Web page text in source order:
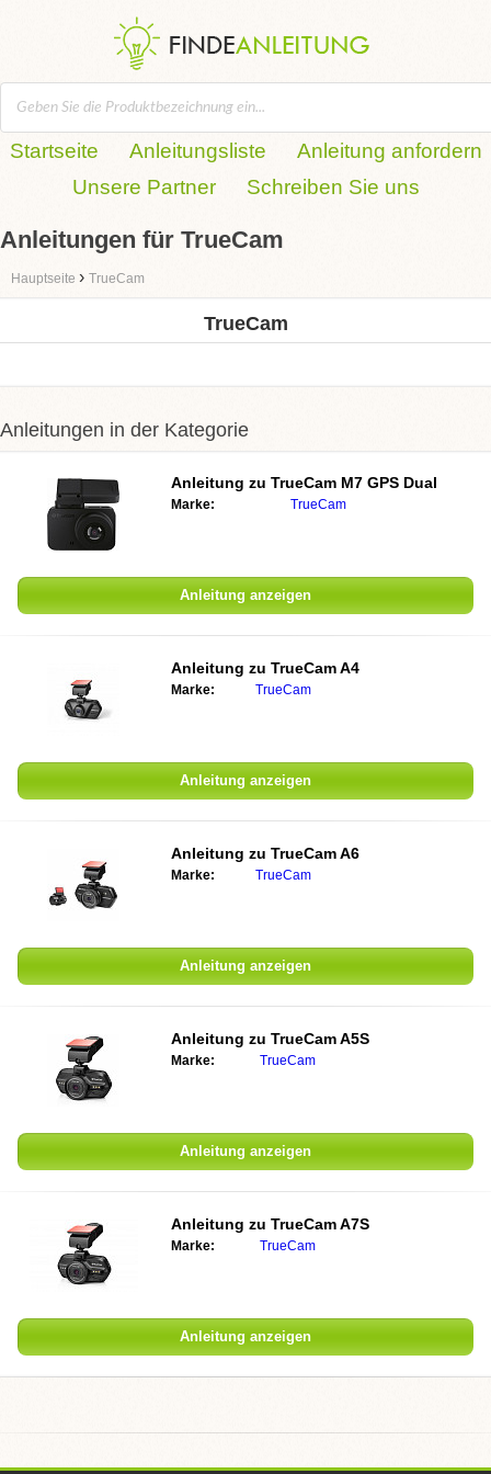
Startseite Anleitungsliste
Anleitung anfordern
Unsere Partner
Schreiben Sie uns
Anleitungen für TrueCam
Hauptseite › TrueCam
TrueCam
Anleitungen in der Kategorie
Anleitung zu TrueCam M7 GPS Dual
Marke: TrueCam
Anleitung anzeigen
Anleitung zu TrueCam A4
Marke: TrueCam
Anleitung anzeigen
Anleitung zu TrueCam A6
Marke: TrueCam
Anleitung anzeigen
Anleitung zu TrueCam A5S
Marke: TrueCam
Anleitung anzeigen
Anleitung zu TrueCam A7S
Marke: TrueCam
Anleitung anzeigen